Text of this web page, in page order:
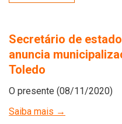
Secretário de
anuncia
Toledo
O presente (08/11/2020)
Saiba mais →